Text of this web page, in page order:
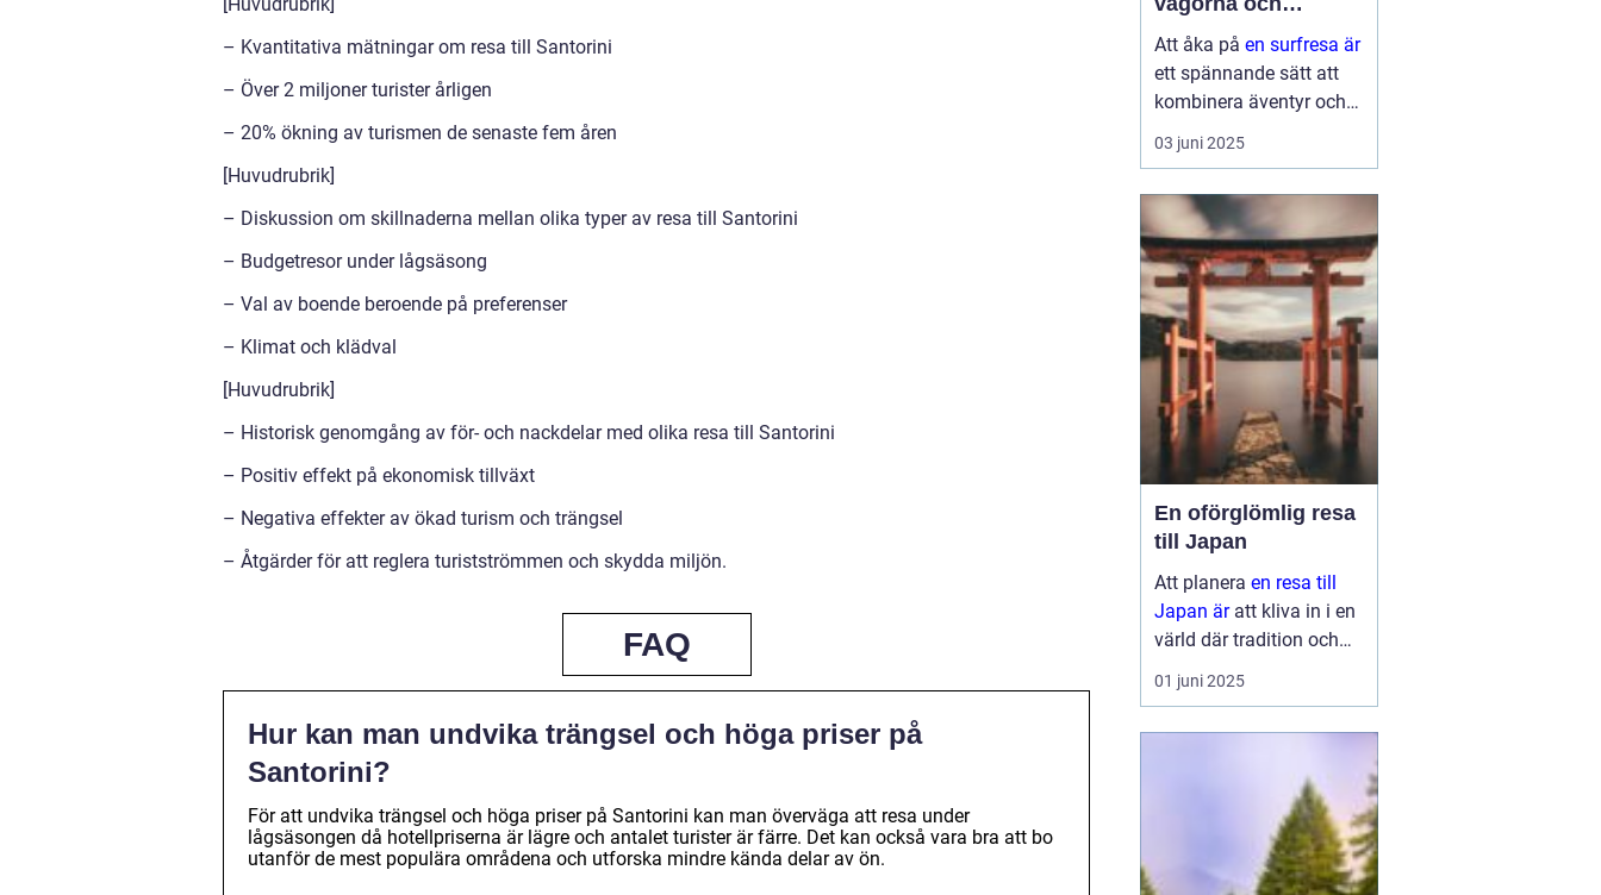
[Huvudrubrik]
– Kvantitativa mätningar om resa till Santorini
– Över 2 miljoner turister årligen
– 20% ökning av turismen de senaste fem åren
[Huvudrubrik]
– Diskussion om skillnaderna mellan olika typer av resa till Santorini
– Budgetresor under lågsäsong
– Val av boende beroende på preferenser
– Klimat och klädval
[Huvudrubrik]
– Historisk genomgång av för- och nackdelar med olika resa till Santorini
– Positiv effekt på ekonomisk tillväxt
– Negativa effekter av ökad turism och trängsel
– Åtgärder för att reglera turistströmmen och skydda miljön.
FAQ
Hur kan man undvika trängsel och höga priser på
Santorini?
För att undvika trängsel och höga priser på Santorini kan man överväga att resa under
lågsäsongen då hotellpriserna är lägre och antalet turister är färre. Det kan också vara bra att bo
utanför de mest populära områdena och utforska mindre kända delar av ön.
upptäck äventyret
Att åka på en surfresa är
ett spännande sätt att
kombinera äventyr och
avkoppling. Det ger
möjlighet att uppleva
samtidigt som man
utvecklar en ny f&au...
03 juni 2025
En oförglömlig resa
till Japan
Att planera en resa till
Japan äratt kliva in i en
värld där tradition och
modernitet möts. Detta
fascinerande land
01 juni 2025